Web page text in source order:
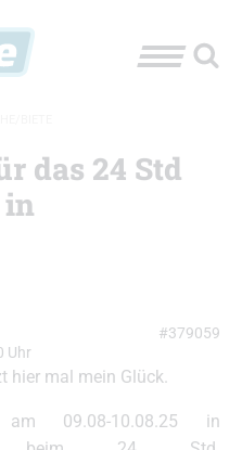
das 24 Std
Uhr
#379059
hier mal mein Glück.
09.08-10.08.25 in